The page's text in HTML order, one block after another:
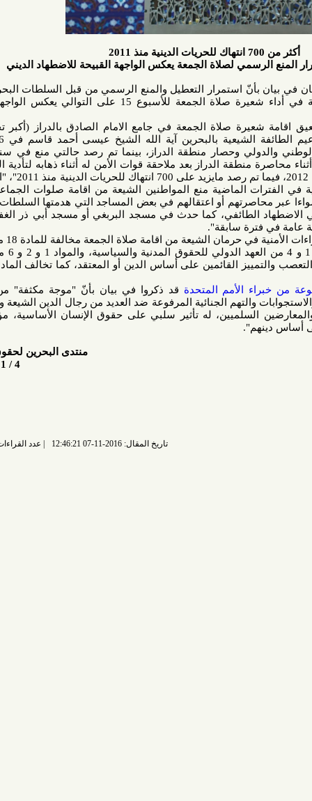
لصلاة الجمعة يعكس الواجهة القبيحة للاضطهاد الديني
استمرار التعطيل والمنع الرسمي من قبل السلطات البحرينية لحق
المواطنين من المسلمين الشيعة في أداء شعيرة صلاة الجمعة للأسبوع 15 على التوالي يعكس الواجهة القبيحة
صلاة الجمعة في جامع الامام الصادق بالدراز (أكبر تجمع ديني
أسبوعي) منذ اسقاط جنسية زعيم الطائفة الشيعية بالبحرين آية الله الشيخ عيسى أحمد قاسم في 2016 وفق
مرسوم ملكي مخالف للقانون الوطني والدولي وحصار منطقة الدراز، بينما تم رصد حالتي منع في سنة 2011 و
الدراز بعد ملاحقة قوات الأمن له أثناء ذهابه لتأدية الصلاة وهو
علي عباس رضي (16 سنة) بسنة 2012، فيما تم رصد مايزيد على 700 انتهاك للحريات الدينية منذ 2011"، "اضافة إلى
الماضية منع المواطنين الشيعة من اقامة صلوات الجماعة (شعيرة
أو اعتقالهم في بعض المساجد التي هدمتها السلطات البحرينية
الطائفي، كما حدث في مسجد البربغي أو مسجد أبي ذر الغفاري الذي
سابقة".
ولفت المنتدى إلى أنّ "هذه الإجراءات الأمنية في حرمان الشيعة من اقامة صلاة الجمعة مخالفة للمادة 18 من الإعلان
العالمي لحقوق الإنسان، والماد 1 و 4 من العهد الدولي للحقوق المدنية والسياسية، والمواد 1 و 2 و 6 من الإعلان
بشأن القضاء على جميع أشكال التعصب والتمييز القائمين على أساس الدين أو المعتقد، كما تخالف المادة 311 من
الأمم المتحدةقد ذكروا في بيان بأنّ "موجة مكثفة" من عمليات
والتهم الجنائية المرفوعة ضد العديد من رجال الدين الشيعة والمنشدين
له تأثير سلبي على حقوق الإنسان الأساسية، مؤكدين بأن
منتدى البحرين لحقوق الإنسان
عدد القراءات: 6784 قراءة |